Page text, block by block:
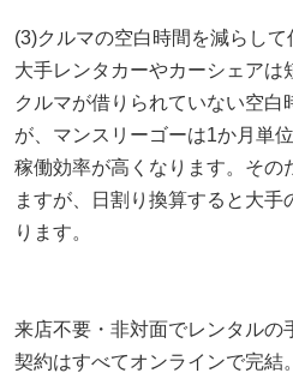
(3)クルマの空白時間を減らして
大手レンタカーやカーシェアは
クルマが借りられていない空白
が、マンスリーゴーは1か月単
稼働効率が高くなります。その
ますが、日割り換算すると大手
ります。
来店不要・非対面でレンタルの
契約はすべてオンラインで完結